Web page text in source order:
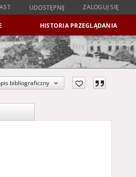
UDOSTĘPNIJ ZALOGUJ SIĘ
HISTORIA PRZEGLĄDANIA
bibliograficzny